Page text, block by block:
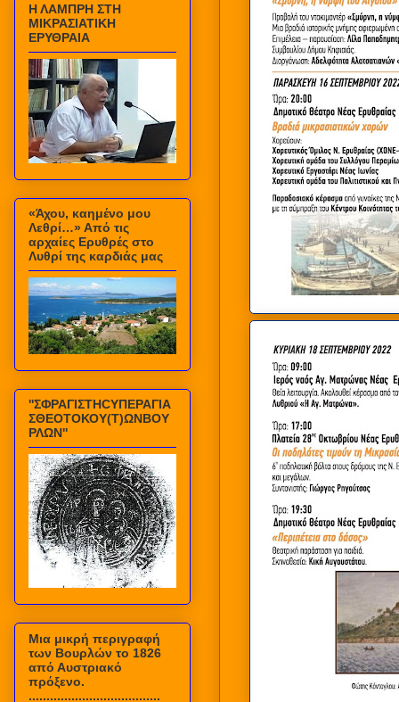
Η ΛΑΜΠΡΗ ΣΤΗ
ΜΙΚΡΑΣΙΑΤΙΚΗ
ΕΡΥΘΡΑΙΑ
«Άχου, καημένο μου
Λεθρί…» Από τις
αρχαίες Ερυθρές στο
Λυθρί της καρδιάς μας
''ΣΦΡΑΓΙΣΤΗCΥΠΕΡΑΓΙΑ
ΣΘΕΟΤΟΚΟΥ(Τ)ΩΝΒΟΥ
ΡΛΩΝ''
Mια μικρή περιγραφή
των Βουρλών το 1826
από Αυστριακό
πρόξενο.
.....................................